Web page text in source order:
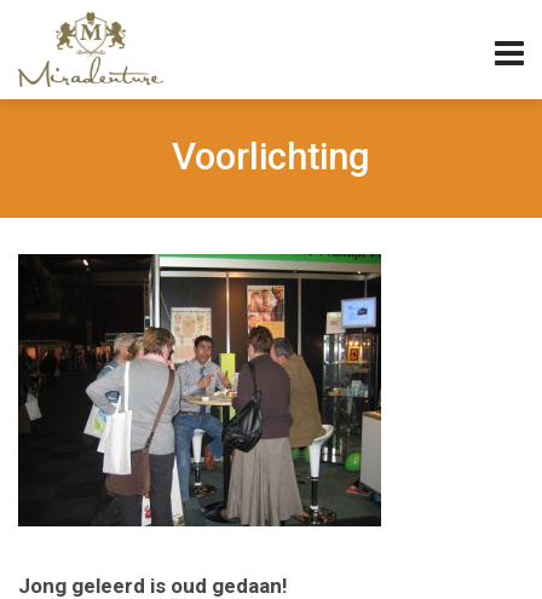
Voorlichting
Jong geleerd is oud gedaan!